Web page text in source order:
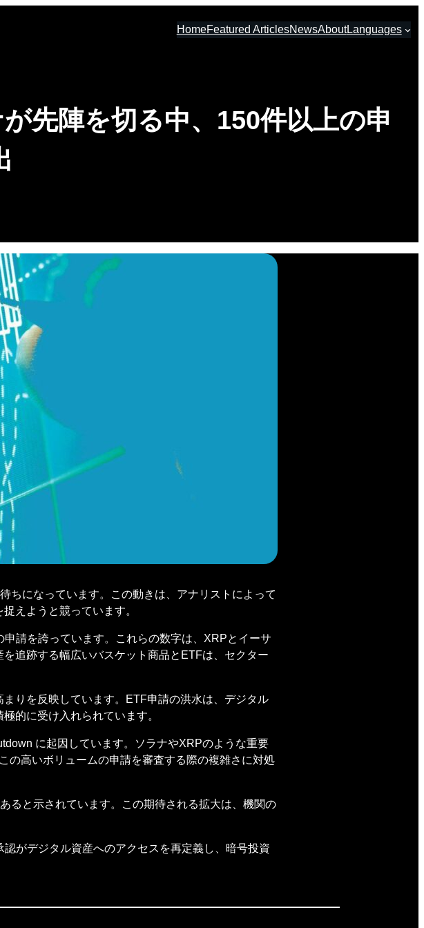
HomeFeatured ArticlesNewsAboutLanguages
先陣を切る中、150件以上の申
ちになっています。この動きは、アナリストによって
えようと競っています。
請を誇っています。これらの数字は、XRPとイーサ
追跡する幅広いバスケット商品とETFは、セクター
りを反映しています。ETF申請の洪水は、デジタル
的に受け入れられています。
に起因しています。ソラナやXRPのような重要
の高いボリュームの申請を審査する際の複雑さに対処
ると示されています。この期待される拡大は、機関の
がデジタル資産へのアクセスを再定義し、暗号投資